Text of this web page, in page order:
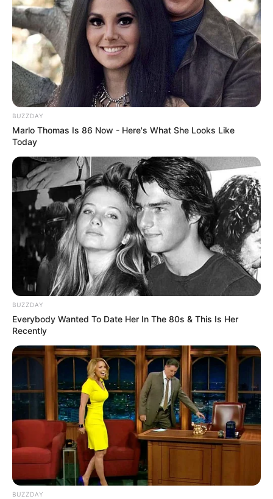
BUZZDAY
Marlo Thomas Is 86 Now - Here's What She Looks Like
Today
BUZZDAY
Everybody Wanted To Date Her In The 80s & This Is Her
Recently
BUZZDAY